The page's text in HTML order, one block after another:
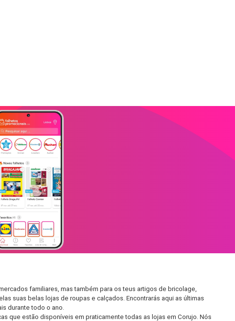
familiares, mas também para os teus artigos de bricolage,
suas belas lojas de roupas e calçados. Encontrarás aqui as últimas
durante todo o ano.
que estão disponíveis em praticamente todas as lojas em Corujo. Nós